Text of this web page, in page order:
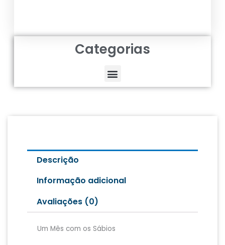
Categorias
Menu
Descrição
Informação adicional
Avaliações (0)
Um Mês com os Sábios